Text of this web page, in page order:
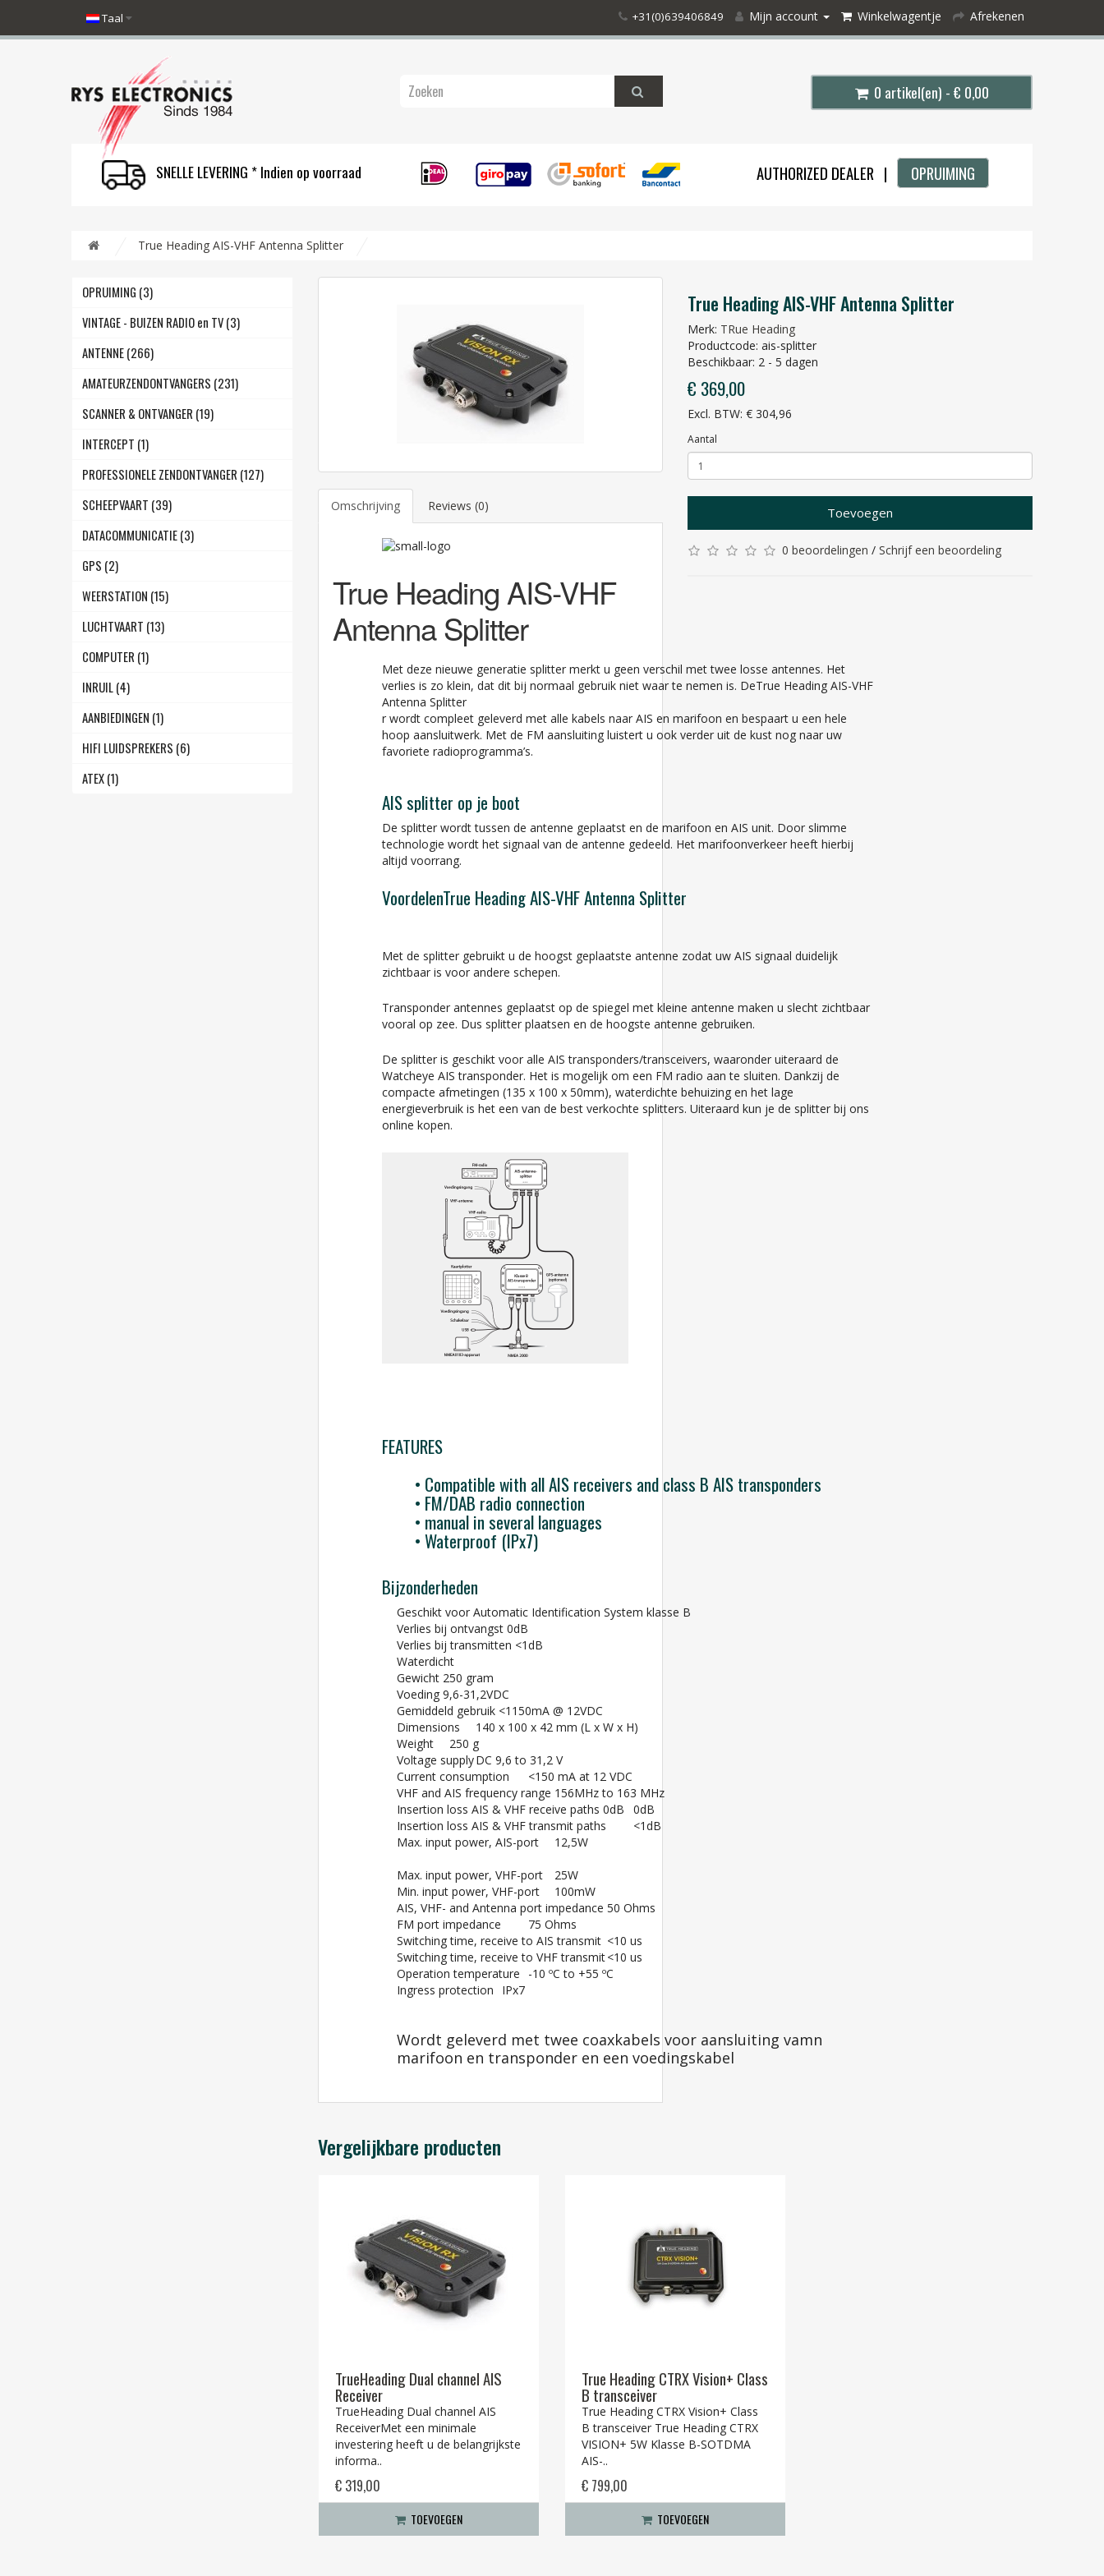
Taal +31(0)639406849 Mijn account Winkelwagentje Afrekenen
0 artikel(en) - € 0,00
SNELLE LEVERING * Indien op voorraad AUTHORIZED DEALER | OPRUIMING
True Heading AIS-VHF Antenna Splitter
OPRUIMING (3)
VINTAGE - BUIZEN RADIO en TV (3)
ANTENNE (266)
AMATEURZENDONTVANGERS (231)
SCANNER & ONTVANGER (19)
INTERCEPT (1)
PROFESSIONELE ZENDONTVANGER (127)
SCHEEPVAART (39)
DATACOMMUNICATIE (3)
GPS (2)
WEERSTATION (15)
LUCHTVAART (13)
COMPUTER (1)
INRUIL (4)
AANBIEDINGEN (1)
HIFI LUIDSPREKERS (6)
ATEX (1)
Omschrijving Reviews (0)
True Heading AIS-VHF
Antenna Splitter
Met deze nieuwe generatie splitter merkt u geen verschil met twee losse antennes. Het
verlies is zo klein, dat dit bij normaal gebruik niet waar te nemen is. DeTrue Heading AIS-VHF
Antenna Splitter
r wordt compleet geleverd met alle kabels naar AIS en marifoon en bespaart u een hele
hoop aansluitwerk. Met de FM aansluiting luistert u ook verder uit de kust nog naar uw
favoriete radioprogramma’s.
AIS splitter op je boot
De splitter wordt tussen de antenne geplaatst en de marifoon en AIS unit. Door slimme
technologie wordt het signaal van de antenne gedeeld. Het marifoonverkeer heeft hierbij
altijd voorrang.
VoordelenTrue Heading AIS-VHF Antenna Splitter
Met de splitter gebruikt u de hoogst geplaatste antenne zodat uw AIS signaal duidelijk
zichtbaar is voor andere schepen.
Transponder antennes geplaatst op de spiegel met kleine antenne maken u slecht zichtbaar
vooral op zee. Dus splitter plaatsen en de hoogste antenne gebruiken.
De splitter is geschikt voor alle AIS transponders/transceivers, waaronder uiteraard de
Watcheye AIS transponder. Het is mogelijk om een FM radio aan te sluiten. Dankzij de
compacte afmetingen (135 x 100 x 50mm), waterdichte behuizing en het lage
energieverbruik is het een van de best verkochte splitters. Uiteraard kun je de splitter bij ons
online kopen.
FEATURES
• Compatible with all AIS receivers and class B AIS transponders
• FM/DAB radio connection
• manual in several languages
•Waterproof (IPx7)
Bijzonderheden
Geschikt voor Automatic Identification System klasse B
Verlies bij ontvangst 0dB
Verlies bij transmitten <1dB
Waterdicht
Gewicht 250 gram
Voeding 9,6-31,2VDC
Gemiddeld gebruik <1150mA @ 12VDC
Dimensions
140 x 100 x 42 mm (L x W x H)
Weight
250 g
Voltage supplyDC 9,6 to 31,2 V
Current consumption
<150 mA at 12 VDC
VHF and AIS frequency range 156MHz to 163 MHz
Insertion loss AIS & VHF receive paths 0dB
0dB
Insertion loss AIS & VHF transmit paths
<1dB
Max. input power, AIS-port
12,5W
Max. input power, VHF-port
25W
Min. input power, VHF-port
100mW
AIS, VHF- and Antenna port impedance 50 Ohms
FM port impedance
75 Ohms
Switching time, receive to AIS transmit <10 us
Switching time, receive to VHF transmit<10 us
Operation temperature
-10 ºC to +55 ºC
Ingress protection
IPx7
Wordt geleverd met twee coaxkabels voor aansluiting vamn
marifoon en transponder en een voedingskabel
True Heading AIS-VHF Antenna Splitter
Merk: TRue Heading
Productcode: ais-splitter
Beschikbaar: 2 - 5 dagen
€ 369,00
Excl. BTW: € 304,96
Aantal
Toevoegen
0 beoordelingen / Schrijf een beoordeling
Vergelijkbare producten
TrueHeading Dual channel AIS
Receiver
TrueHeading Dual channel AIS
ReceiverMet een minimale
investering heeft u de belangrijkste
informa..
€ 319,00
TOEVOEGEN
True Heading CTRX Vision+ Class
B transceiver
True Heading CTRX Vision+ Class
B transceiver True Heading CTRX
VISION+ 5W Klasse B-SOTDMA
AIS-..
€ 799,00
TOEVOEGEN